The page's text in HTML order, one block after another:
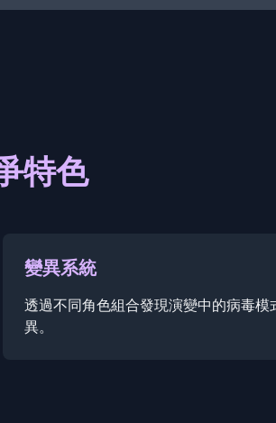
特色
變異系統
透過不同角色組合發現演變中的病毒模
異。